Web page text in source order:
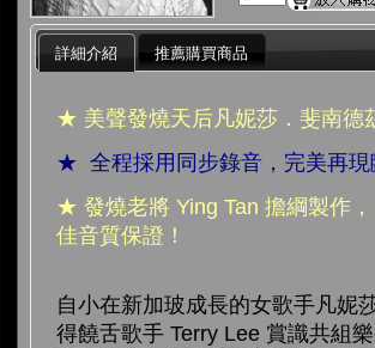
詳細介紹 推薦購買商品
★ 美聲發燒天后凡妮莎．斐南德
★ 全程採用同步錄音，完美再現
★ 發燒老將 Ying Tan 擔綱製作
佳音質保證！
自小在新加玻成長的女歌手凡妮
得饒舌歌手 Terry Lee 賞識共組